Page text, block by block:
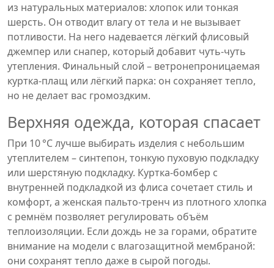
из натуральных материалов: хлопок или тонкая
шерсть. Он отводит влагу от тела и не вызывает
потливости. На него надевается лёгкий флисовый
джемпер или снапер, который добавит чуть‑чуть
утепления. Финальный слой – ветронепроницаемая
куртка‑плащ или лёгкий парка: он сохраняет тепло,
но не делает вас громоздким.
Верхняя одежда, которая спасает
При 10 °C лучше выбирать изделия с небольшим
утеплителем – синтепон, тонкую пуховую подкладку
или шерстяную подкладку. Куртка‑бомбер с
внутренней подкладкой из флиса сочетает стиль и
комфорт, а женская пальто‑тренч из плотного хлопка
с ремнём позволяет регулировать объём
теплоизоляции. Если дождь не за горами, обратите
внимание на модели с влагозащитной мембраной:
они сохранят тепло даже в сырой погоды.